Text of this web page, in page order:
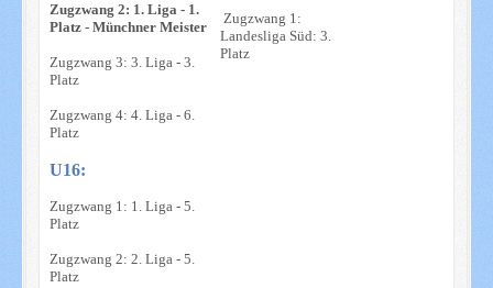
Zugzwang 2: 1. Liga - 1.
Platz - Münchner Meister
Zugzwang 3: 3. Liga - 3.
Platz
Zugzwang 4: 4. Liga - 6.
Platz
Zugzwang 1:
Landesliga Süd: 3.
Platz
U16:
Zugzwang 1: 1. Liga - 5.
Platz
Zugzwang 2: 2. Liga - 5.
Platz